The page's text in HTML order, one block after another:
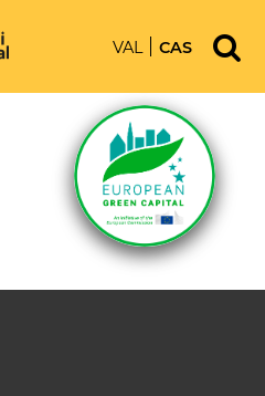
VAL CAS